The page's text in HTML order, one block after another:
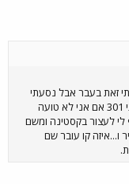
זאת בעבר אבל נסעתי
מאילת לתחנה מרכזית תל אביב ומשתם תפסתי 301 אם אני לא טועה
לעצור בקסטינה ומשם
ו...איזה קו עובר שם